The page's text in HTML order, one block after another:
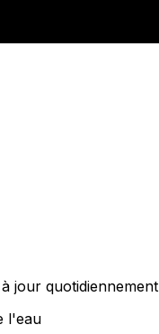
jour quotidiennement
l'eau